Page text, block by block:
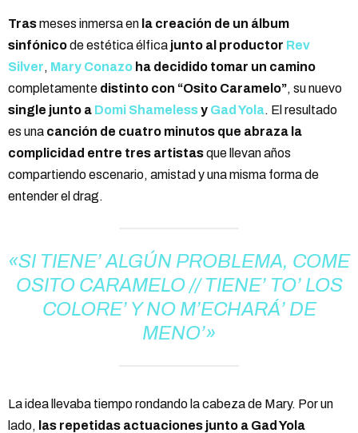
Trasmeses inmersa en la creación de un álbum
sinfónicode estética élfica junto al productor Rev
Silver, Mary Conazo ha decidido tomar un camino
completamente distinto con “Osito Caramelo”, su nuevo
single junto a Domi Shamelessy Gad Yola. El resultado
es una canción de cuatro minutos que abraza la
complicidad entre tres artistasque llevan años
compartiendo escenario, amistad y una misma forma de
entender el drag.
«SI TIENE’ ALGÚN PROBLEMA, COME
OSITO CARAMELO // TIENE’ TO’ LOS
COLORE’ Y NO M’ECHARÁ’ DE
MENO’»
La idea llevaba tiempo rondando la cabeza de Mary. Por un
lado, las repetidas actuaciones junto a Gad Yola